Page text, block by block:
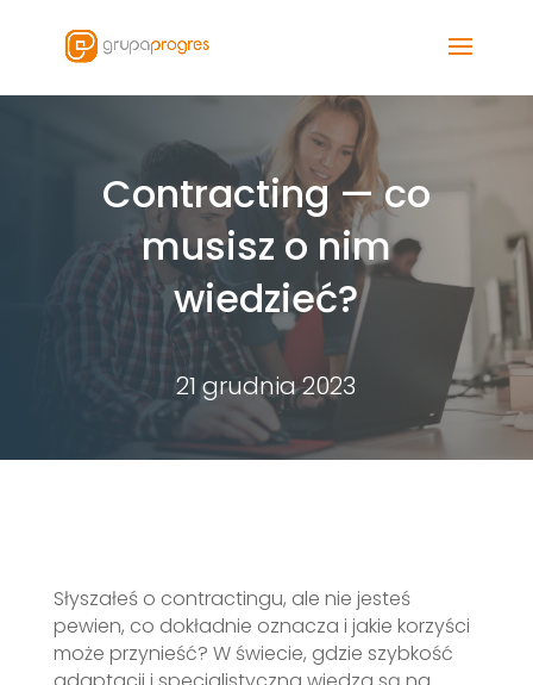
Contracting — co
musisz o nim
wiedzieć?
21 grudnia 2023
Słyszałeś o contractingu, ale nie jesteś
pewien, co dokładnie oznacza i jakie korzyści
może przynieść? W świecie, gdzie szybkość